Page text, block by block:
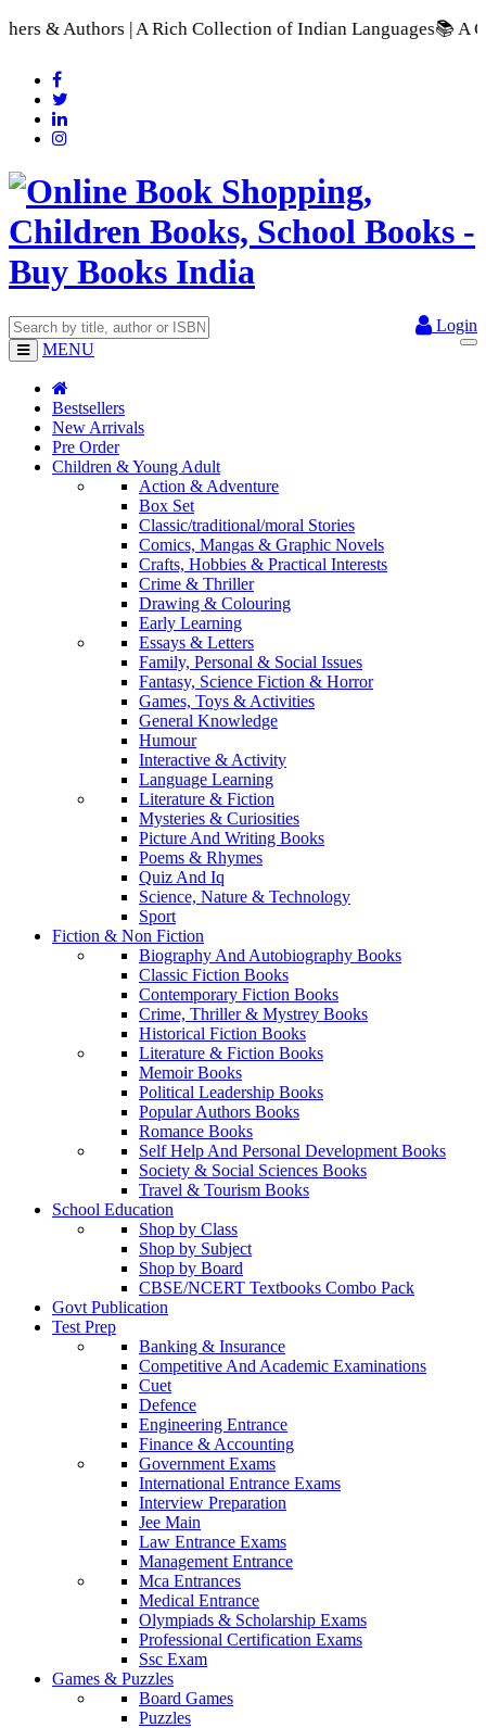
Collection of Indian Languages📚 A Comprehensive Range
Login
MENU
Bestsellers
New Arrivals
Pre Order
Children & Young Adult
Action & Adventure
Box Set
Classic/traditional/moral Stories
Comics, Mangas & Graphic Novels
Crafts, Hobbies & Practical Interests
Crime & Thriller
Drawing & Colouring
Early Learning
Essays & Letters
Family, Personal & Social Issues
Fantasy, Science Fiction & Horror
Games, Toys & Activities
General Knowledge
Humour
Interactive & Activity
Language Learning
Literature & Fiction
Mysteries & Curiosities
Picture And Writing Books
Poems & Rhymes
Quiz And Iq
Science, Nature & Technology
Sport
Fiction & Non Fiction
Biography And Autobiography Books
Classic Fiction Books
Contemporary Fiction Books
Crime, Thriller & Mystrey Books
Historical Fiction Books
Literature & Fiction Books
Memoir Books
Political Leadership Books
Popular Authors Books
Romance Books
Self Help And Personal Development Books
Society & Social Sciences Books
Travel & Tourism Books
School Education
Shop by Class
Shop by Subject
Shop by Board
CBSE/NCERT Textbooks Combo Pack
Govt Publication
Test Prep
Banking & Insurance
Competitive And Academic Examinations
Cuet
Defence
Engineering Entrance
Finance & Accounting
Government Exams
International Entrance Exams
Interview Preparation
Jee Main
Law Entrance Exams
Management Entrance
Mca Entrances
Medical Entrance
Olympiads & Scholarship Exams
Professional Certification Exams
Ssc Exam
Games & Puzzles
Board Games
Puzzles